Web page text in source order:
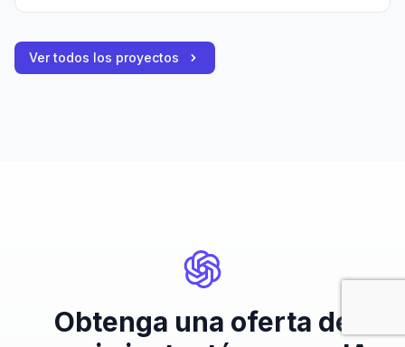
Ver todos los proyectos
Obtenga una oferta de